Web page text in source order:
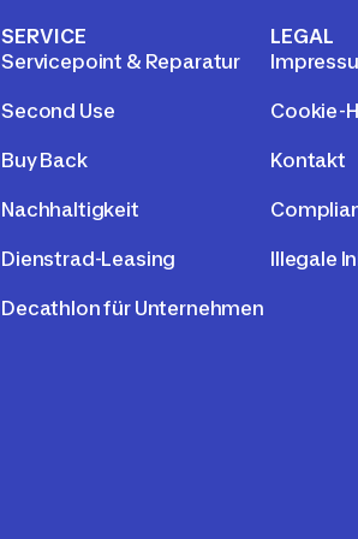
SERVICE
Servicepoint & Reparatur
Second Use
Buy Back
Nachhaltigkeit
Dienstrad-Leasing
Decathlon für Unternehmen
LEGAL
Cookie-
Kontakt
Illegale